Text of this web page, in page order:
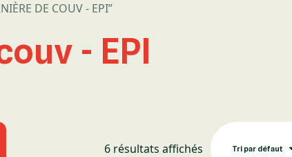
DE COUV - EPI”
- EPI
Tri par défaut
6 résultats affichés